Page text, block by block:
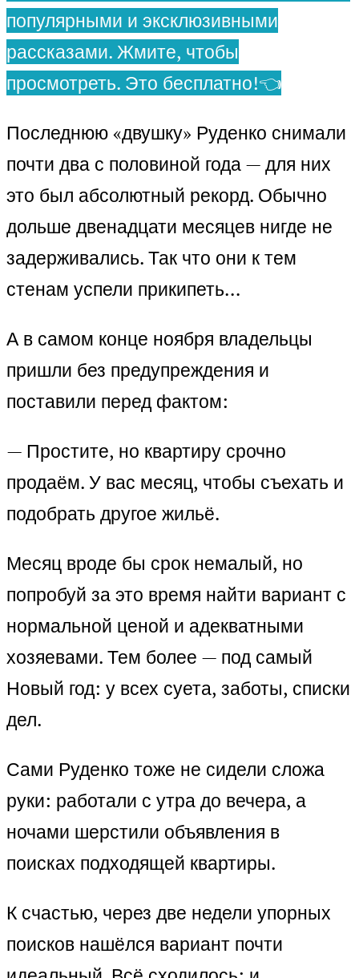
популярными и эксклюзивными
рассказами. Жмите, чтобы
просмотреть. Это бесплатно!👈
Последнюю «двушку» Руденко снимали
почти два с половиной года — для них
это был абсолютный рекорд. Обычно
дольше двенадцати месяцев нигде не
задерживались. Так что они к тем
стенам успели прикипеть…
А в самом конце ноября владельцы
пришли без предупреждения и
поставили перед фактом:
— Простите, но квартиру срочно
продаём. У вас месяц, чтобы съехать и
подобрать другое жильё.
Месяц вроде бы срок немалый, но
попробуй за это время найти вариант с
нормальной ценой и адекватными
хозяевами. Тем более — под самый
Новый год: у всех суета, заботы, списки
дел.
Сами Руденко тоже не сидели сложа
руки: работали с утра до вечера, а
ночами шерстили объявления в
поисках подходящей квартиры.
К счастью, через две недели упорных
поисков нашёлся вариант почти